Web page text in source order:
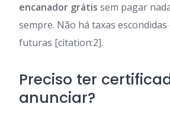
encanador grátis sem pagar
sempre. Não há taxas
futuras [citation:2].
Preciso ter
anunciar?